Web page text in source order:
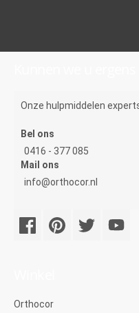
Onze hulpmiddelen
Bel ons
0416 - 377 085
Mail ons
info@orthocor.nl
Orthocor